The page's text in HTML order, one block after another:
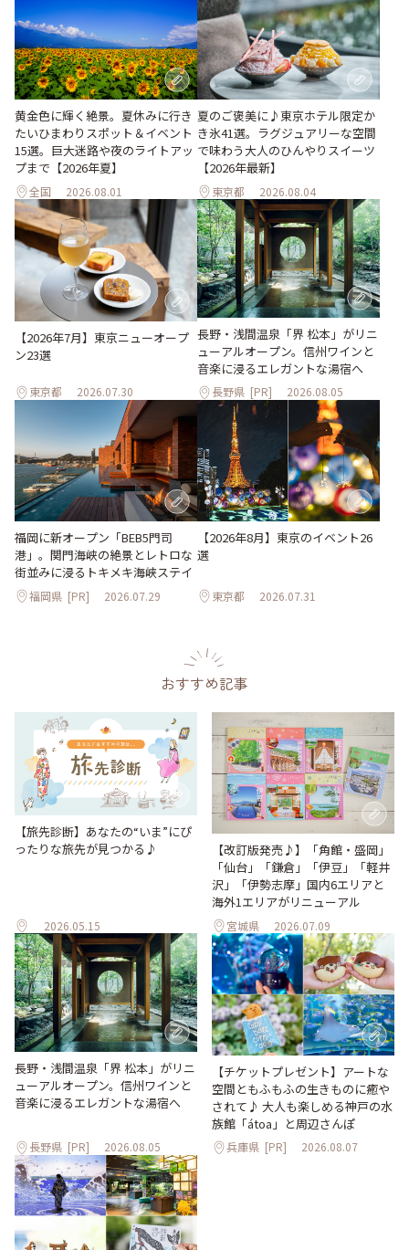
黄金色に輝く絶景。夏休みに行き
たいひまわりスポット＆イベント
15選。巨大迷路や夜のライトアッ
プまで【2026年夏】
全国 2026.08.01
夏のご褒美に♪東京ホテル限定か
き氷41選。ラグジュアリーな空間
で味わう大人のひんやりスイーツ
【2026年最新】
東京都 2026.08.04
【2026年7月】東京ニューオープ
ン23選
東京都 2026.07.30
長野・浅間温泉「界 松本」がリニ
ューアルオープン。信州ワインと
音楽に浸るエレガントな湯宿へ
長野県 [PR] 2026.08.05
福岡に新オープン「BEB5門司
港」。関門海峡の絶景とレトロな
街並みに浸るトキメキ海峡ステイ
福岡県 [PR] 2026.07.29
【2026年8月】東京のイベント26
選
東京都 2026.07.31
おすすめ記事
【旅先診断】あなたの“いま”にぴ
ったりな旅先が見つかる♪
2026.05.15
【改訂版発売♪】「角館・盛岡」
「仙台」「鎌倉」「伊豆」「軽井
沢」「伊勢志摩」国内6エリアと
海外1エリアがリニューアル
宮城県 2026.07.09
長野・浅間温泉「界 松本」がリニ
ューアルオープン。信州ワインと
音楽に浸るエレガントな湯宿へ
長野県 [PR] 2026.08.05
【チケットプレゼント】アートな
空間ともふもふの生きものに癒や
されて♪ 大人も楽しめる神戸の水
族館「átoa」と周辺さんぽ
兵庫県 [PR] 2026.08.07